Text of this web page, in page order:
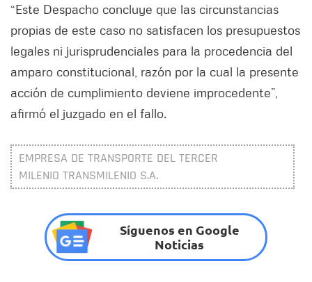
“Este Despacho concluye que las circunstancias
propias de este caso no satisfacen los presupuestos
legales ni jurisprudenciales para la procedencia del
amparo constitucional, razón por la cual la presente
acción de cumplimiento deviene improcedente”,
afirmó el juzgado en el fallo.
EMPRESA DE TRANSPORTE DEL TERCER
MILENIO TRANSMILENIO S.A.
Síguenos en Google
Noticias